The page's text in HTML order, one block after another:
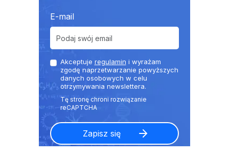
E-mail
Akceptuje regulamin i wyrażam
zgodę naprzetwarzanie powyższych
danych osobowych w celu
otrzymywania newslettera.